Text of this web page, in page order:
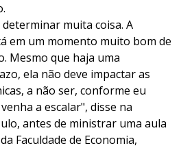
muita coisa. A
em um momento muito bom de
Mesmo que haja uma
ela não deve impactar as
a não ser, conforme eu
a escalar", disse na
antes de ministrar uma aula
Faculdade de Economia,